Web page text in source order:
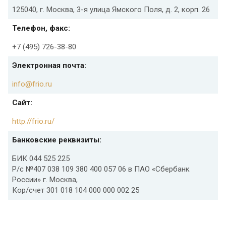
125040, г. Москва, 3-я улица Ямского Поля, д. 2, корп. 26
Телефон, факс:
+7 (495) 726-38-80
Электронная почта:
info@frio.ru
Сайт:
http://frio.ru/
Банковские реквизиты:
БИК 044 525 225
Р/с №407 038 109 380 400 057 06 в ПАО «Сбербанк
России» г. Москва,
Кор/счет 301 018 104 000 000 002 25